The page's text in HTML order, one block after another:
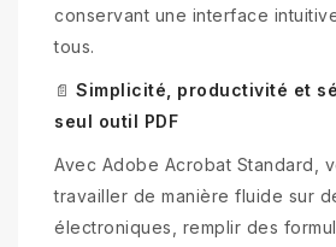
conservant une interface
tous.
📄 Simplicité, productivité et
seul outil PDF
Avec Adobe Acrobat Standard,
travailler de manière fluide sur
électroniques, remplir des